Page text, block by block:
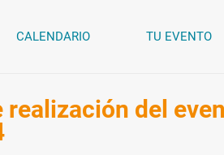
CALENDARIO TU EVENTO
del